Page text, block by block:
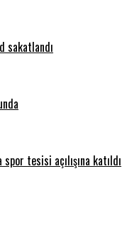
sakatlandı
tesisi açılışına katıldı